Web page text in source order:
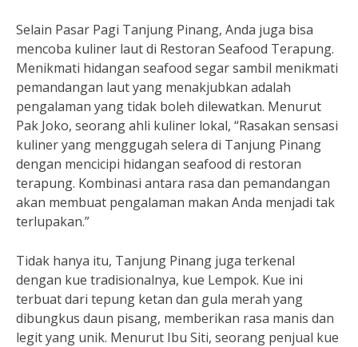
Selain Pasar Pagi Tanjung Pinang, Anda juga bisa
mencoba kuliner laut di Restoran Seafood Terapung.
Menikmati hidangan seafood segar sambil menikmati
pemandangan laut yang menakjubkan adalah
pengalaman yang tidak boleh dilewatkan. Menurut
Pak Joko, seorang ahli kuliner lokal, “Rasakan sensasi
kuliner yang menggugah selera di Tanjung Pinang
dengan mencicipi hidangan seafood di restoran
terapung. Kombinasi antara rasa dan pemandangan
akan membuat pengalaman makan Anda menjadi tak
terlupakan.”
Tidak hanya itu, Tanjung Pinang juga terkenal
dengan kue tradisionalnya, kue Lempok. Kue ini
terbuat dari tepung ketan dan gula merah yang
dibungkus daun pisang, memberikan rasa manis dan
legit yang unik. Menurut Ibu Siti, seorang penjual kue